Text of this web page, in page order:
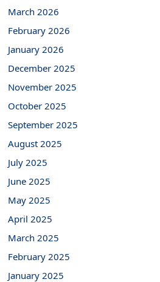
March 2026
February 2026
January 2026
December 2025
November 2025
October 2025
September 2025
August 2025
July 2025
June 2025
May 2025
April 2025
March 2025
February 2025
January 2025